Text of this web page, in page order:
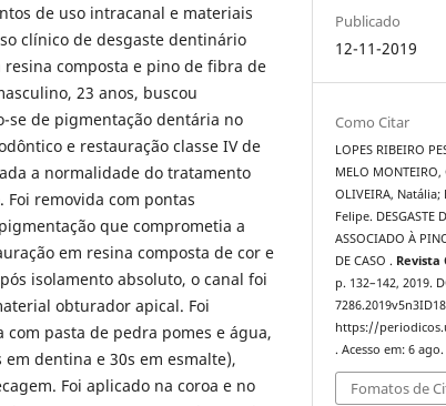
de uso intracanal e materiais
clínico de desgaste dentinário
composta e pino de fibra de
23 anos, buscou
se de pigmentação dentária no
e restauração classe IV de
a normalidade do tratamento
removida com pontas
que comprometia a
em resina composta de cor e
isolamento absoluto, o canal foi
obturador apical. Foi
pasta de pedra pomes e água,
dentina e 30s em esmalte),
Foi aplicado na coroa e no
Publicado
12-11-2019
Como Citar
LOPES RIBEIRO
MELO
OLIVEIRA, Natália;
Felipe. DESGASTE
ASSOCIADO À
DE CASO . Revista
p. 132–142, 2019.
https://
. Acesso em: 6 ago.
Fomatos de